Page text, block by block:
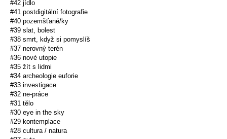
#42 jídlo
#41 postdigitální fotografie
#40 pozemšťané/ky
#39 slat, bolest
#38 smrt, když si pomyslíš
#37 nerovný terén
#36 nové utopie
#35 žít s lidmi
#34 archeologie euforie
#33 investigace
#32 ne-práce
#31 tělo
#30 eye in the sky
#29 kontemplace
#28 cultura / natura